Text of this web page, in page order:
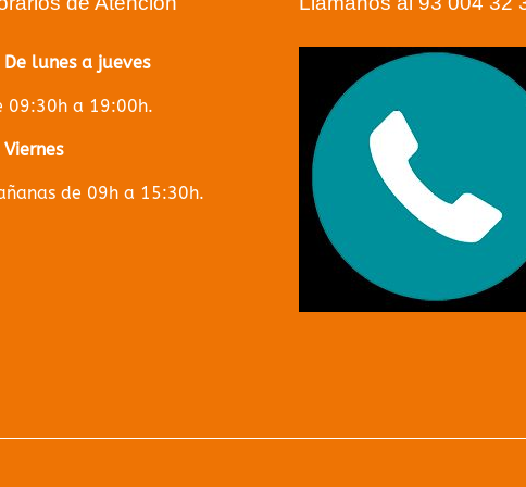
lunes a jueves
09:30h a 19:00h.
de 09h a 15:30h.